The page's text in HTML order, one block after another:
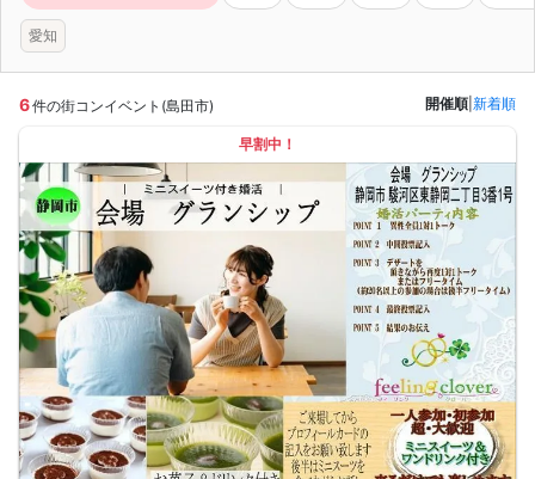
愛知
6件の街コンイベント(島田市) 開催順 新着順
早割中！